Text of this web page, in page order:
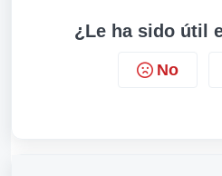
¿Le ha sido útil
No